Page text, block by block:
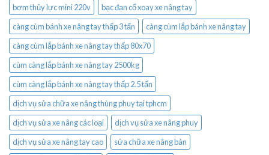
bơm thủy lực mini 220v
bạc đạn cổ xoay xe nâng tay
càng cùm bánh xe nâng tay thấp 3 tấn
càng cùm lắp bánh xe nâng tay
càng cùm lắp bánh xe nâng tay thấp 80x70
cùm càng lắp bánh xe nâng tay 2500kg
cùm càng lắp bánh xe nâng tay thấp 2.5 tấn
dịch vụ sửa chữa xe nâng thùng phuy tại tphcm
dịch vụ sửa xe nâng các loại
dịch vụ sửa xe nâng phuy
dịch vụ sửa xe nâng tay cao
sửa chữa xe nâng bàn